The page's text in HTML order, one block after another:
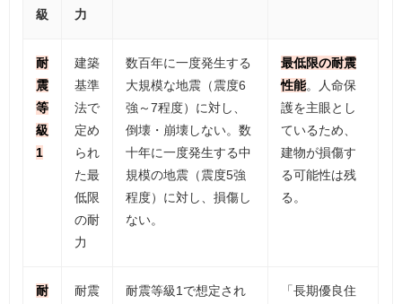
級
力
耐
震
等
級
1
建築
基準
法で
定め
られ
た最
低限
の耐
力
数百年に一度発生する
大規模な地震（震度6
強～7程度）に対し、
倒壊・崩壊しない。数
十年に一度発生する中
規模の地震（震度5強
程度）に対し、損傷し
ない。
最低限の耐震
性能。人命保
護を主眼とし
ているため、
建物が損傷す
る可能性は残
る。
耐
耐震
耐震等級1で想定され
「長期優良住